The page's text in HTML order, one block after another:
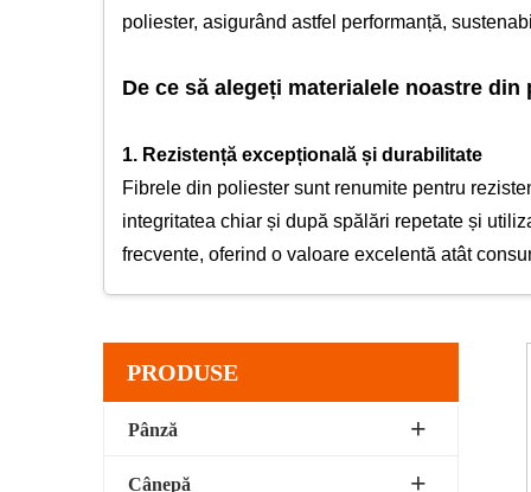
poliester, asigurând astfel performanță,
De ce să alegeți materialele noastre
1. Rezistență excepțională și durabilitate
Fibrele din poliester sunt renumite pentru
integritatea chiar și după spălări repetate și
frecvente, oferind o valoare excelentă atât
Unul dintre aspectele remarcabile ale
poliester să fie ideale pentru îmbrăcăminte de
Stabilitatea dimensională a poliesterului
3. Proprietăți de drenare a umidității și de
PRODUSE
Pânză
Cânepă